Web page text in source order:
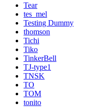
Tear
tes_mel
Testing Dummy
thomson
Tichi
Tiko
TinkerBell
TJ-type1
TNSK
TO
TOM
tonito